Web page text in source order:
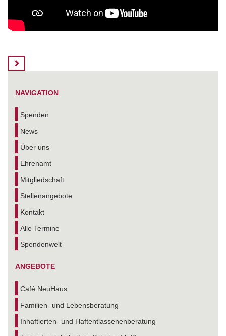
NAVIGATION
Spenden
News
Über uns
Ehrenamt
Mitgliedschaft
Stellenangebote
Kontakt
Alle Termine
Spendenwelt
ANGEBOTE
Café NeuHaus
Familien- und Lebensberatung
Inhaftierten- und Haftentlassenenberatung